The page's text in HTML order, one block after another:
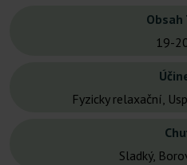
Obsah
19-
Fyzicky relaxační,
Sladký,